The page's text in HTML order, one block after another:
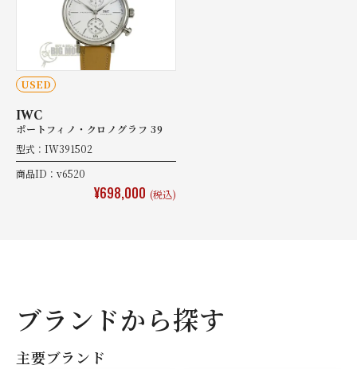
USED
IWC
ポートフィノ・クロノグラフ 39
型式：IW391502
商品ID：v6520
¥698,000 (税込)
ブランドから探す
主要ブランド